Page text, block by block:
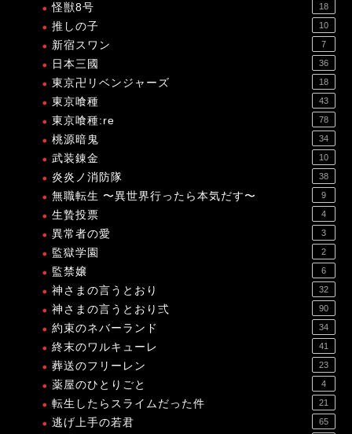
怪獣8号 18
推しの子 10
新宿スワン 7
日本三國 36
東京卍リベンジャーズ 18
東京喰種 43
東京喰種:re 78
桃源暗鬼 34
武装錬金 10
炎炎ノ消防隊 38
無職転生 〜異世界行ったら本気だす〜 9
生贄投票 4
異常者の愛 3
監獄学園 2
監禁嬢 6
神さまの言うとおり 32
神さまの言うとおり弍 90
約束のネバーランド 34
終末のワルキューレ 41
葬送のフリーレン 23
薬屋のひとりごと 4
転生したらスライムだった件 21
逃げ上手の若君 65